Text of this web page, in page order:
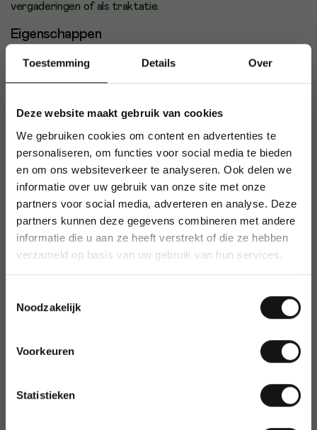
Toestemming Details Over
Deze website maakt gebruik van cookies
We gebruiken cookies om content en advertenties te
personaliseren, om functies voor social media te bieden
en om ons websiteverkeer te analyseren. Ook delen we
informatie over uw gebruik van onze site met onze
partners voor social media, adverteren en analyse. Deze
partners kunnen deze gegevens combineren met andere
informatie die u aan ze heeft verstrekt of die ze hebben
verzameld op basis van uw gebruik van hun services.
Noodzakelijk
Voorkeuren
Statistieken
vergaderingen of als traktatie.
Eigenschappen
Assortiment van 8 verschillende koekjes
Individueel verpakt voor optimale versheid
Geschikt als horeca traktatie of voor kantoor
Perfect voor bedrijven, wachtruimtes en vergaderruimtes
waar u gasten of medewerkers iets lekkers wilt aanbieden.
Geschikt voor groot- en kleingebruik.
Over Hoppe
koekjes, verpakt met aandacht voor versheid en hygiëne. Een
vertrouwde keuze binnen de horeca en op kantoor.
Origineel nummer